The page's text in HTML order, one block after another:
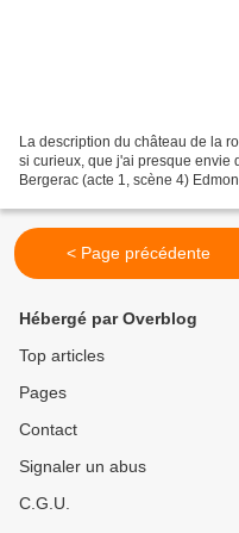
La description du château de la
si curieux, que j'ai presque envie
Bergerac (acte 1, scène 4)
< Page précédente
Hébergé par Overblog
Top articles
Pages
Contact
Signaler un abus
C.G.U.